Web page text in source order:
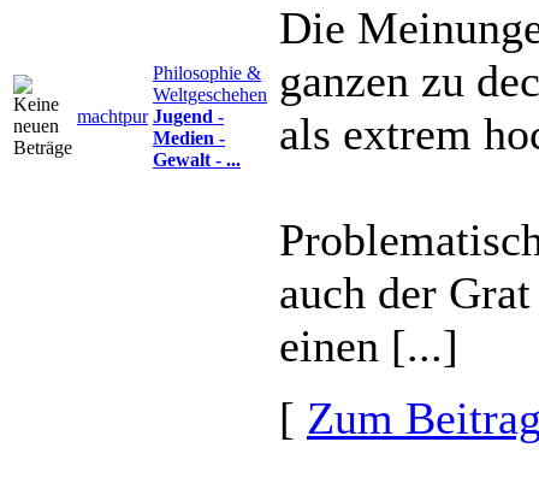
machtpur
Philosophie &
Weltgeschehen
Jugend -
Medien -
Gewalt - ...
Die
ganzen zu
als extrem
auch der
einen [...]
[ Zum